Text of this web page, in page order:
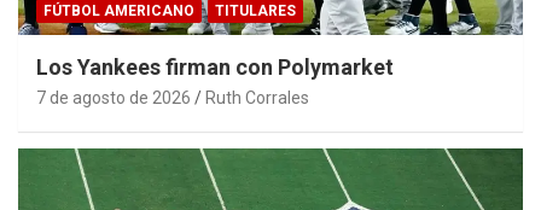
FÚTBOL AMERICANO TITULARES
Los Yankees firman con Polymarket
7 de agosto de 2026 Ruth Corrales